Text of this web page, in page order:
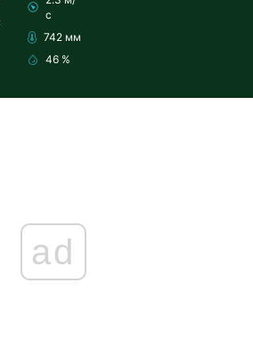
с
742 мм
46 %
ad